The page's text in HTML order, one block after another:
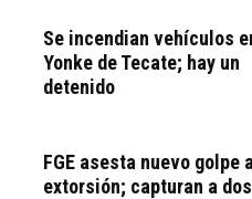
Se incendian vehículos
Yonke de Tecate; hay un
detenido
FGE asesta nuevo golpe
extorsión; capturan a dos